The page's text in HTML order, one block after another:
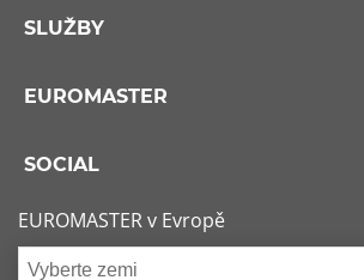
Dojezdové (0)
SLUŽBY
EUROMASTER
SOCIAL
EUROMASTER v Evropě
Vyberte zemi